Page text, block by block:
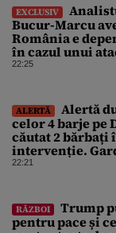
EXCLUSIV
Bucur-Marcu
România e
în cazul unui
rezista țara fără
22:25
ALERTĂ
Alertă
celor 4 barje pe
căutat 2 bărbați
intervenție.
deplasat urgent
22:21
RĂZBOI
Trump
pentru pace și